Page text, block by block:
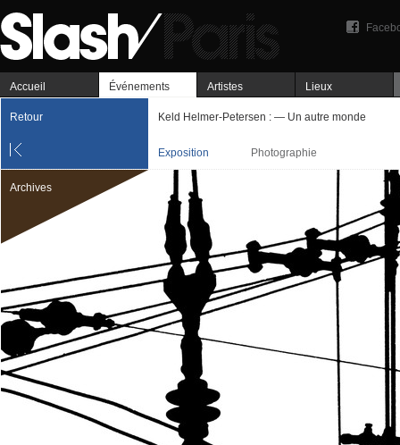
Accueil Événements Artistes Lieux
Retour Keld Helmer-Petersen : — Un autre monde
Exposition Photographie
Archives